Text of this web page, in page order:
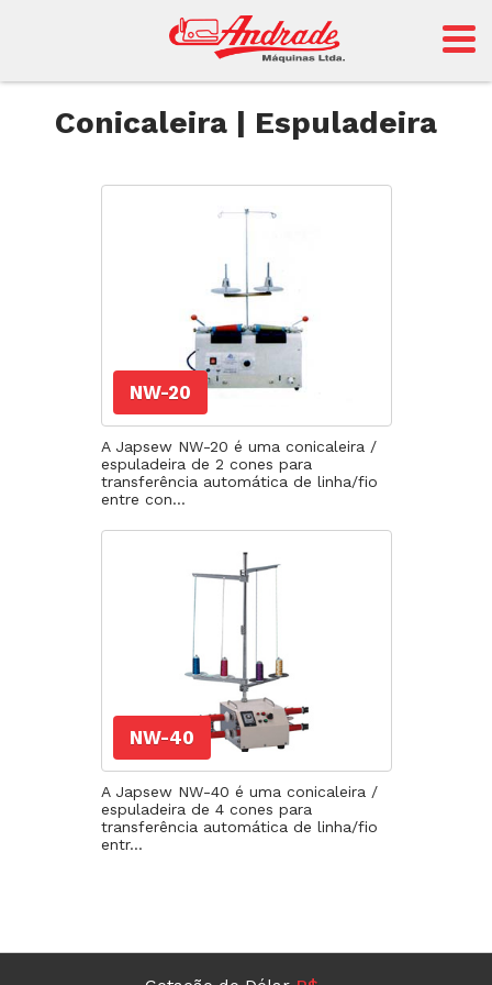
Andrade
Sansei
Conicaleira | Espuladeira
NW-20
A Japsew NW-20 é uma conicaleira /
espuladeira de 2 cones para
transferência automática de linha/fio
entre con...
NW-40
A Japsew NW-40 é uma conicaleira /
espuladeira de 4 cones para
transferência automática de linha/fio
entr...